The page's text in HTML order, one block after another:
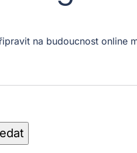
na budoucnost online